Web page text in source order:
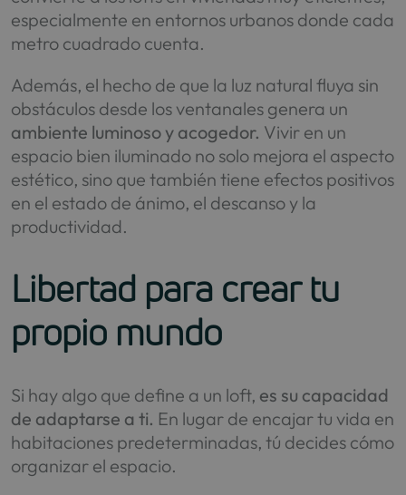
especialmente en entornos urbanos donde cada
metro cuadrado cuenta.
Además, el hecho de que la luz natural fluya sin
obstáculos desde los ventanales genera un
ambiente luminoso y acogedor. Vivir en un
espacio bien iluminado no solo mejora el aspecto
estético, sino que también tiene efectos positivos
en el estado de ánimo, el descanso y la
productividad.
Libertad para crear tu
propio mundo
Si hay algo que define a un loft, es su capacidad
de adaptarse a ti. En lugar de encajar tu vida en
habitaciones predeterminadas, tú decides cómo
organizar el espacio.